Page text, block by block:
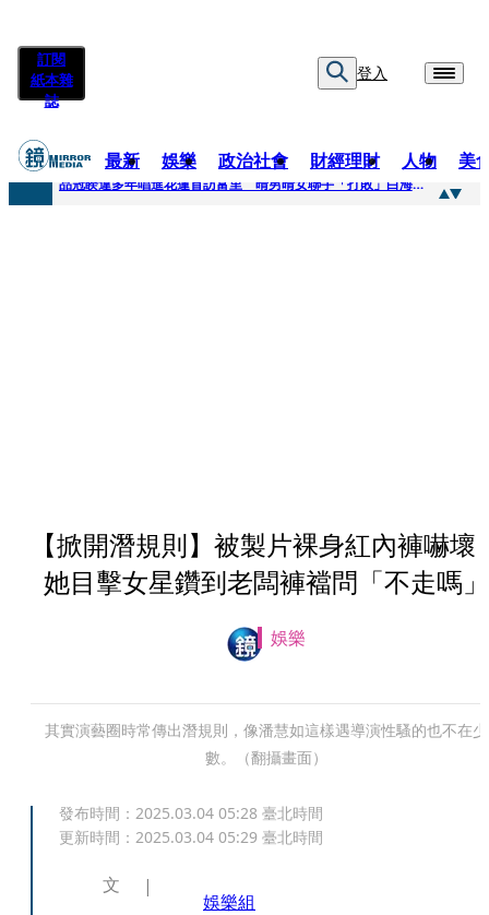
訂閱
紙本雜
誌
登入
最新 娛樂 政治社會 財經理財 人物 美
快訊
品冠睽違多年唱進花蓮首訪富里 晴男晴女聯手「打敗」白海豚颱風
【掀開潛規則】被製片裸身紅內褲嚇
她目擊女星鑽到老闆褲襠問「不走嗎」
娛樂
其實演藝圈時常傳出潛規則，像潘慧如這樣遇導演性騷的也不在少
數。（翻攝畫面）
發布時間： 2025.03.04 05:28 臺北時間
更新時間： 2025.03.04 05:29 臺北時間
文
娛樂組